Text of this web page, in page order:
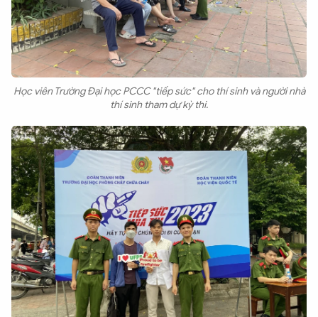
Học viên Trường Đại học PCCC "tiếp sức" cho thí sinh và người nhà
thí sinh tham dự kỳ thi.